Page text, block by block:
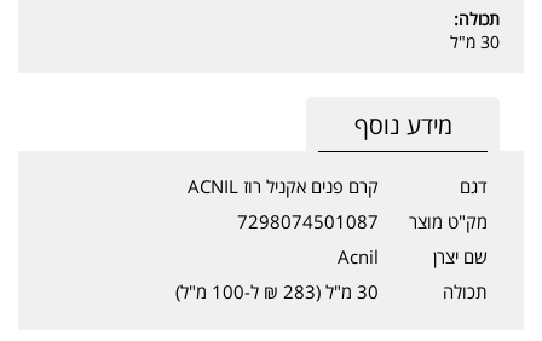
תכולה:
30 מ"ל
מידע נוסף
דגם
קרם פנים אקניל רוז ACNIL
מק"ט מוצר
7298074501087
שם יצרן
Acnil
תכולה
30 מ"ל (283 ₪ ל-100 מ"ל)